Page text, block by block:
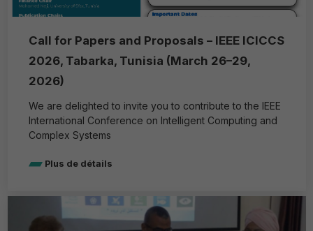
Call for Papers and Proposals – IEEE ICICCS
2026, Tabarka, Tunisia (March 26–29,
2026)
We are delighted to invite you to contribute to the IEEE
International Conference on Intelligent Computing and
Complex Systems
Plus de détails